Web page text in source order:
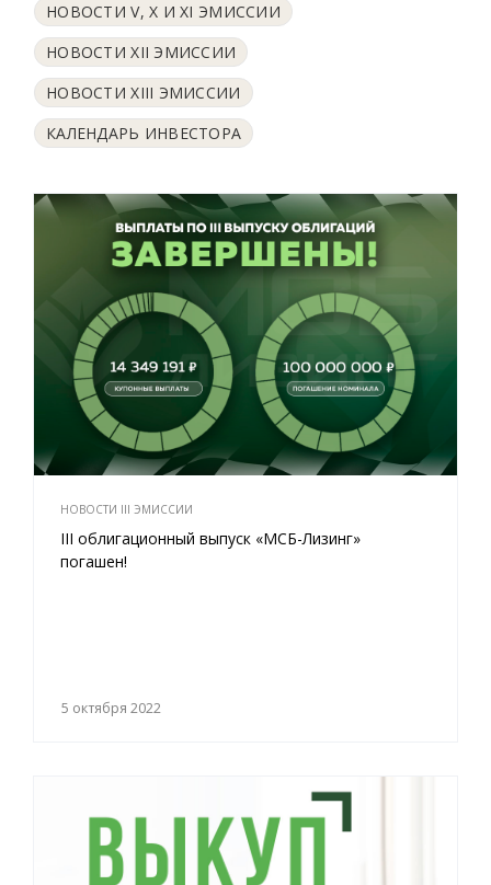
НОВОСТИ V, X И XI ЭМИССИИ
НОВОСТИ XII ЭМИССИИ
НОВОСТИ XIII ЭМИССИИ
КАЛЕНДАРЬ ИНВЕСТОРА
НОВОСТИ III ЭМИССИИ
III облигационный выпуск «МСБ-Лизинг»
погашен!
5 октября 2022